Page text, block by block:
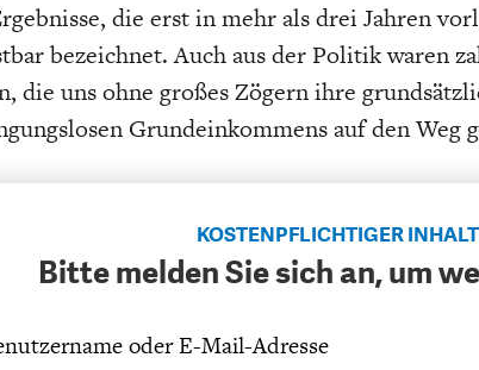
die erst in mehr als drei Jahren
bezeichnet. Auch aus der Politik waren
die uns ohne großes Zögern ihre
Grundeinkommens auf den Weg
KOSTENPFLICHTIGER INHALT
Bitte melden Sie sich an, um
oder E-Mail-Adresse